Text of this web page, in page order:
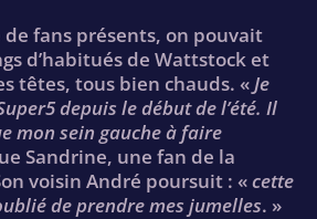
fans présents, on pouvait
d’habitués de Wattstock et
têtes, tous bien chauds. «Je
depuis le début de l’été. Il
mon sein gauche à faire
Sandrine, une fan de la
voisin André poursuit : «cette
de prendre mes jumelles. »